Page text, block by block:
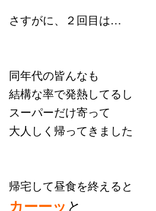
さすがに、２回目は…
同年代の皆んなも
結構な率で発熱してるし
スーパーだけ寄って
大人しく帰ってきました
帰宅して昼食を終えると
カーーッ と